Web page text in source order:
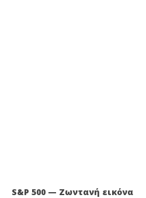
S&P 500 — Ζωντανή εικόνα